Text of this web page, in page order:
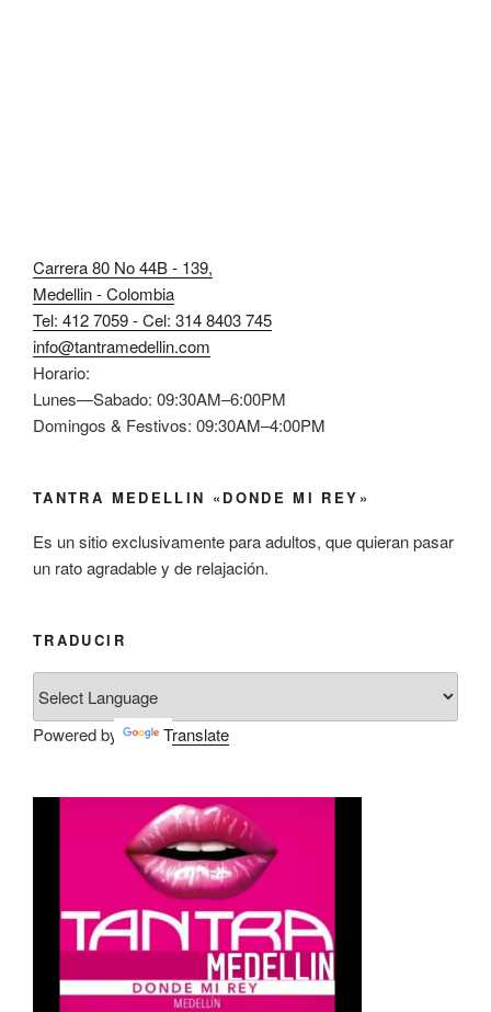
Carrera 80 No 44B - 139,
Medellin - Colombia
Tel: 412 7059 - Cel: 314 8403 745
info@tantramedellin.com
Horario:
Lunes—Sabado: 09:30AM–6:00PM
Domingos & Festivos: 09:30AM–4:00PM
TANTRA MEDELLIN «DONDE MI REY»
Es un sitio exclusivamente para adultos, que quieran pasar
un rato agradable y de relajación.
TRADUCIR
Powered by Translate